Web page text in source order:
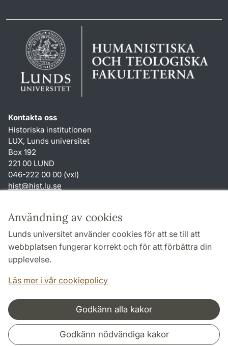
Användning av cookies
Lunds universitet använder cookies för att se till att
webbplatsen fungerar korrekt och för att förbättra din
upplevelse.
Läs mer i vår cookiepolicy
Godkänn alla kakor
Godkänn nödvändiga kakor
Kontakta oss
Historiska institutionen
LUX, Lunds universitet
Box 192
221 00 LUND
046-222 00 00 (vxl)
hist@hist.lu.se
Genvägar
Om webbplatsen och cookies
Behandling av personuppgifter
Tillgänglighetsredogörelse
Samarbeten och nätverk